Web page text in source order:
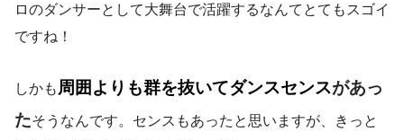
ロのダンサーとして大舞台で活躍するなんてとてもスゴイ
ですね！
しかも 周囲よりも群を抜いてダンスセンスがあっ
たそうなんです。センスもあったと思いますが、きっと